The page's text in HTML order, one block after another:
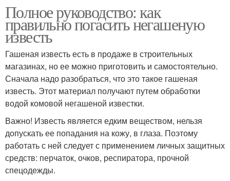
Полное руководство: как
правильно погасить негашеную
известь
Гашеная известь есть в продаже в строительных
магазинах, но ее можно приготовить и самостоятельно.
Сначала надо разобраться, что это такое гашеная
известь. Этот материал получают путем обработки
водой комовой негашеной известки.
Важно! Известь является едким веществом, нельзя
допускать ее попадания на кожу, в глаза. Поэтому
работать с ней следует с применением личных защитных
средств: перчаток, очков, респиратора, прочной
спецодежды.